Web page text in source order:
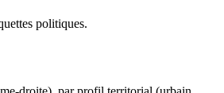
politiques.